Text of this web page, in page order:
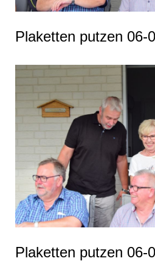
Plaketten putzen 06-
Plaketten putzen 06-